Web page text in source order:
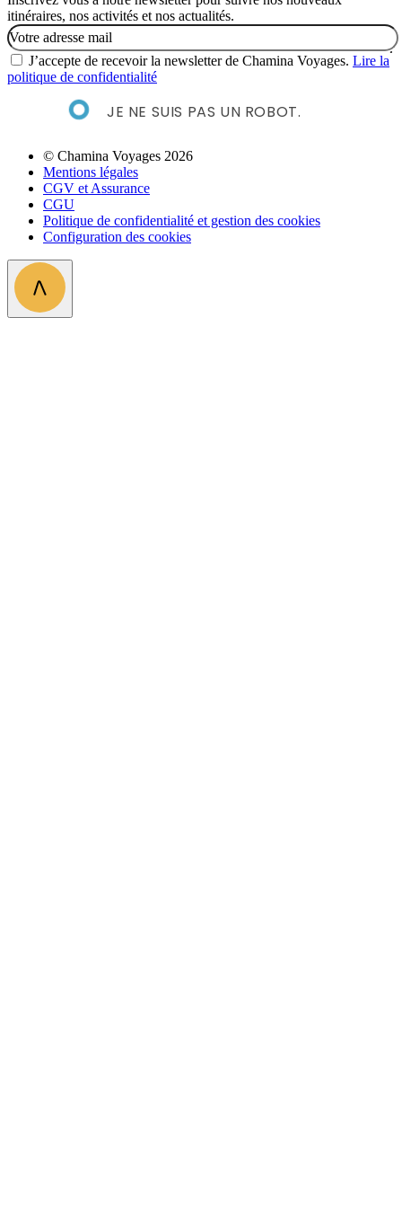
itinéraires, nos activités et nos actualités.
Email
J’accepte de recevoir la newsletter de Chamina Voyages. Lire la
politique de confidentialité
JE NE SUIS PAS UN ROBOT.
© Chamina Voyages 2026
Mentions légales
CGV et Assurance
CGU
Politique de confidentialité et gestion des cookies
Configuration des cookies